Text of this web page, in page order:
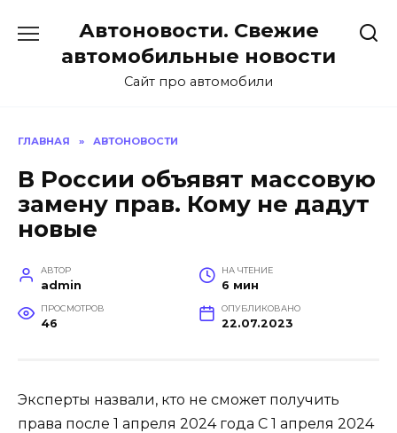
содержанию
Автоновости. Свежие
автомобильные новости
Сайт про автомобили
ГЛАВНАЯ » АВТОНОВОСТИ
В России объявят массовую
замену прав. Кому не дадут
новые
АВТОР
admin
НА ЧТЕНИЕ
6 мин
ПРОСМОТРОВ
46
ОПУБЛИКОВАНО
22.07.2023
Эксперты назвали, кто не сможет получить
права после 1 апреля 2024 года С 1 апреля 2024